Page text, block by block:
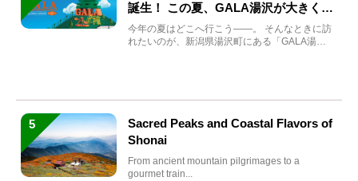
誕生！ この夏、GALA湯沢が大きく生
まれ変わる
今年の夏はどこへ行こう――。 そんなときに訪
れたいのが、新潟県湯沢町にある「GALA湯
5
Sacred Peaks and Coastal Flavors of
Shonai
From ancient mountain pilgrimages to a
gourmet train...